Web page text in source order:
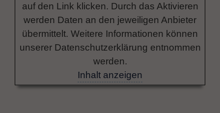
auf den Link klicken. Durch das Aktivieren
werden Daten an den jeweiligen Anbieter
übermittelt. Weitere Informationen können
unserer Datenschutzerklärung entnommen
werden.
Inhalt anzeigen